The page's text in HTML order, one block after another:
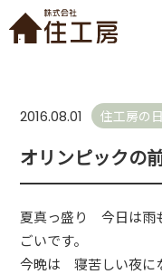
2016.08.01 住工房の
オリンピックの
夏真っ盛り 今日は雨
ごいです。
今晩は 寝苦しい夜に